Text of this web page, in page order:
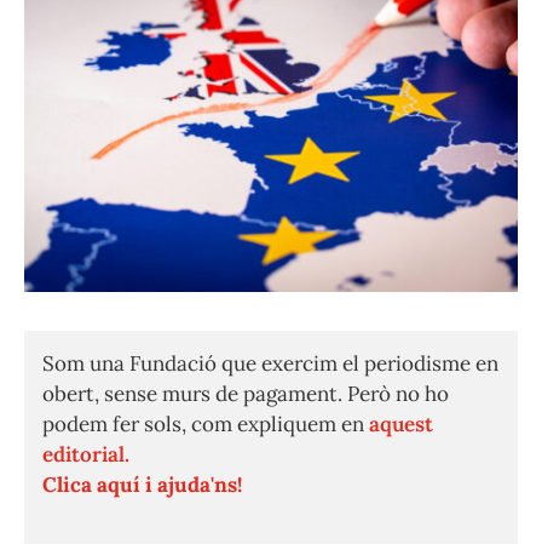
Som una Fundació que exercim el periodisme en
obert, sense murs de pagament. Però no ho
podem fer sols, com expliquem enaquest
editorial.
Clica aquí i ajuda'ns!